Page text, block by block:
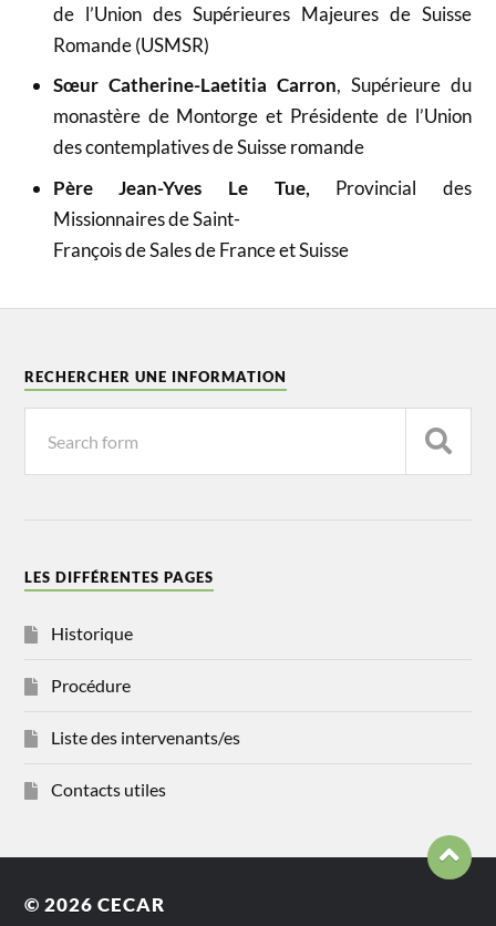
de l’Union des Supérieures Majeures de Suisse
Romande (USMSR)
Sœur Catherine-Laetitia Carron, Supérieure du
monastère de Montorge et Présidente de l’Union
des contemplatives de Suisse romande
Père Jean-Yves Le Tue, Provincial des
Missionnaires de Saint-
François de Sales de France et Suisse
RECHERCHER UNE INFORMATION
LES DIFFÉRENTES PAGES
Historique
Procédure
Liste des intervenants/es
Contacts utiles
© 2026CECAR